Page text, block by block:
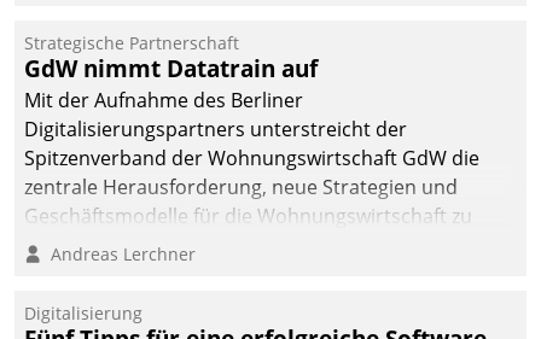
Strategische Partnerschaft
GdW nimmt Datatrain auf
Mit der Aufnahme des Berliner
Digitalisierungspartners unterstreicht der
Spitzenverband der Wohnungswirtschaft GdW die
zentrale Herausforderung, neue Strategien und
Geschäftsmodelle für die Wohnungswirtschaft zu
entwickeln.
Andreas Lerchner
Digitalisierung